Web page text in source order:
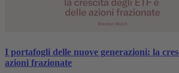
I portafogli delle nuove generazioni: la
azioni frazionate